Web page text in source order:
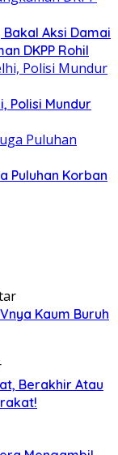
Bakal Aksi Damai
DKPP Rohil
Polisi Mundur
Puluhan Korban
Kaum Buruh
Berakhir Atau